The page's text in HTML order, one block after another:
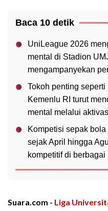
Baca 10 detik
UniLeague 2026
mental di Stadion
mengampanyekan
Tokoh penting
Kemenlu RI turut
mental melalui
Kompetisi sepak
sejak April hingga
kompetitif di
Suara.com - Liga